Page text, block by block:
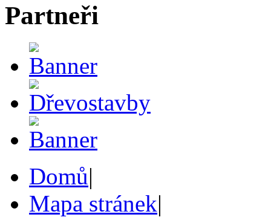
Partneři
Domů|
Mapa stránek|